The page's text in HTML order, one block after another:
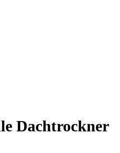
Dachtrockner